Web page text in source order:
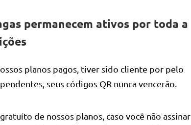
permanecem ativos por toda a
planos pagos, tiver sido cliente por pelo
seus códigos QR nunca vencerão.
de nossos planos, caso você não assinar